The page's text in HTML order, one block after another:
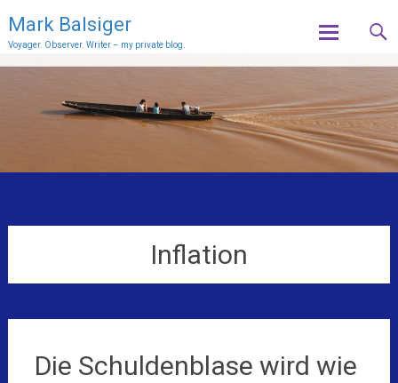
Mark Balsiger
Voyager. Observer. Writer – my private blog.
content
Inflation
Die Schuldenblase wird wie